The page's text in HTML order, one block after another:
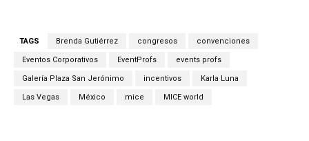
TAGS Brenda Gutiérrez congresos convenciones
Eventos Corporativos EventProfs events profs
Galería Plaza San Jerónimo incentivos Karla Luna
Las Vegas México mice MICE world